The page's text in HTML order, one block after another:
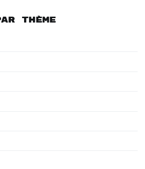
thème